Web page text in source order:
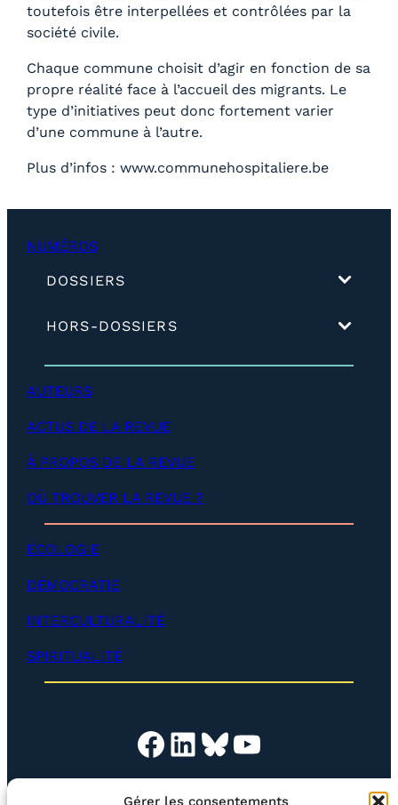
Gérer les consentements
toutefois être interpellées et contrôlées par la
société civile.
Chaque commune choisit d’agir en fonction de sa
propre réalité face à l’accueil des migrants. Le
type d’initiatives peut donc fortement varier
d’une commune à l’autre.
Plus d’infos : www.communehospitaliere.be
NUMÉROS
DOSSIERS
v
l
e
)
HORS-DOSSIERS(
p
r
AUTEURS
ACTUS DE LA REVUE
À PROPOS DE LA REVUE
OÙ TROUVER LA REVUE ?
ÉCOLOGIE
DÉMOCRATIE
INTERCULTURALITÉ
SPIRITUALITÉ
Facebook LinkedIn Bluesky YouTube